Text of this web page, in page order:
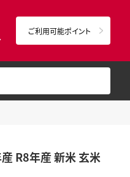
ご利用可能ポイント
R8年産 新米 玄米